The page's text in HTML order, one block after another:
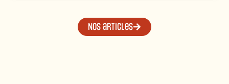
Nos articles